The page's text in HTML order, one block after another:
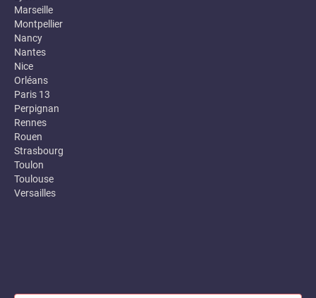
Marseille
Montpellier
Nancy
Nantes
Nice
Orléans
Paris 13
Perpignan
Rennes
Rouen
Strasbourg
Toulon
Toulouse
Versailles